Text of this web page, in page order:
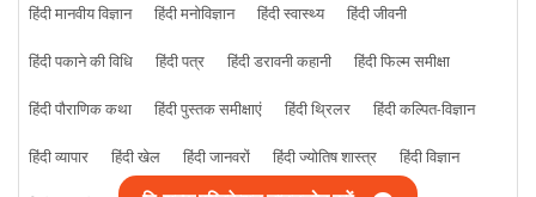
हिंदी मानवीय विज्ञान
हिंदी मनोविज्ञान हिंदी स्वास्थ्य
हिंदी जीवनी
हिंदी पकाने की विधि
हिंदी पत्र हिंदी डरावनी कहानी
हिंदी फिल्म समीक्षा
हिंदी पौराणिक कथा
हिंदी पुस्तक समीक्षाएं हिंदी थ्रिलर
हिंदी कल्पित-विज्ञान
हिंदी व्यापार
हिंदी खेल हिंदी जानवरों हिंदी ज्योतिष शास्त्र
हिंदी विज्ञान